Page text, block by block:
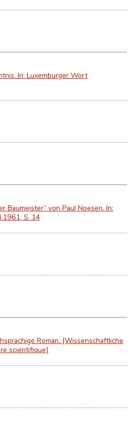
In: Luxemburger Wort
Baumeister” von Paul Noesen. In:
S. 14
Roman. [Wissenschaftliche
scientifique]